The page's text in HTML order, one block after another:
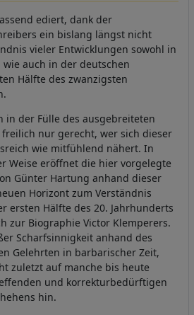
ediert, dank der
ein bislang längst nicht
vieler Entwicklungen sowohl in
auch in der deutschen
Hälfte des zwanzigsten
in der Fülle des ausgebreiteten
nur gerecht, wer sich dieser
wie mitfühlend nähert. In
Weise eröffnet die hier vorgelegte
Günter Hartung anhand dieser
Horizont zum Verständnis
ersten Hälfte des 20. Jahrhunderts
zur Biographie Victor Klemperers.
Scharfsinnigkeit anhand des
Gelehrten in barbarischer Zeit,
zuletzt auf manche bis heute
und korrekturbedürftigen
hin.